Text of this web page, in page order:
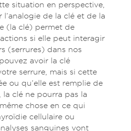
situation en perspective,
l’analogie de la clé et de la
(la clé) permet de
si elle peut interagir
(serrures) dans nos
avoir la clé
serrure, mais si cette
ou qu’elle est remplie de
la clé ne pourra pas la
chose en ce qui
cellulaire ou
sanguines vont